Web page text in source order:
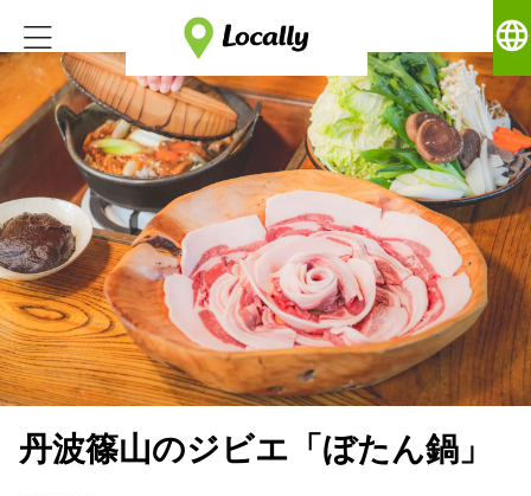
language
丹波篠山のジビエ「ぼたん鍋」